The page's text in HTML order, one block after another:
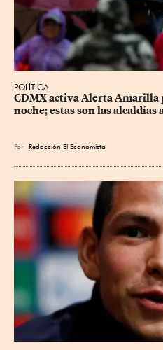
POLÍTICA
CDMX activa Alerta Amarilla
noche; estas son las alcaldías
Por Redacción El Economista